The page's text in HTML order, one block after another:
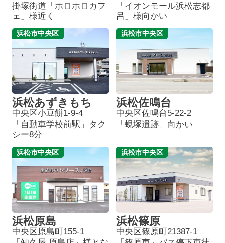
掛塚街道「ホロホロカフ
ェ」様近く
「イオンモール浜松志都
呂」様向かい
浜松市中央区
浜松あずきもち
中央区小豆餅1-9-4
「自動車学校前駅」タク
シー8分
浜松市中央区
浜松佐鳴台
中央区佐鳴台5-22-2
「蜆塚遺跡」向かい
浜松市中央区
浜松原島
中央区原島町155-1
浜松市中央区
浜松篠原
中央区篠原町21387-1